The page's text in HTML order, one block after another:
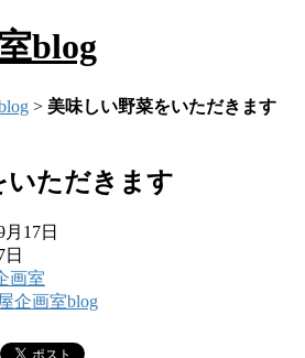
blog
> 美味しい野菜をいただきます
いただきます
17日
画室
企画室blog